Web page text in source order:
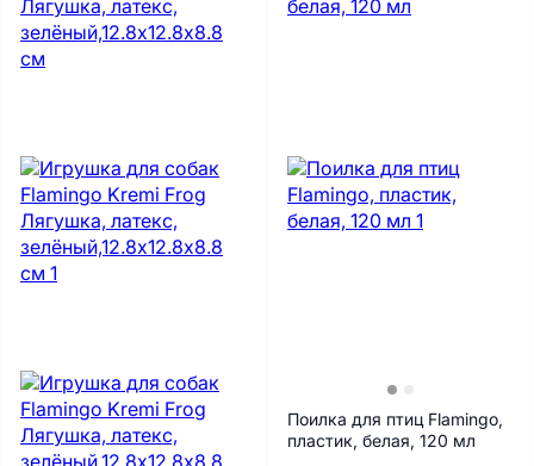
Поилка для птиц Flamingo,
пластик, белая, 120 мл